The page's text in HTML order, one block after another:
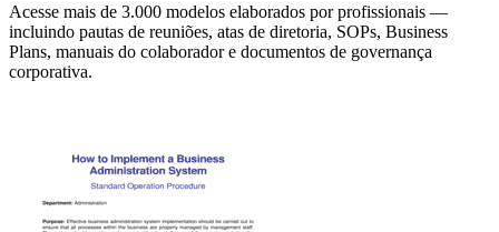
Acesse mais de 3.000 modelos elaborados por profissionais —
incluindo pautas de reuniões, atas de diretoria, SOPs, Business
Plans, manuais do colaborador e documentos de governança
corporativa.